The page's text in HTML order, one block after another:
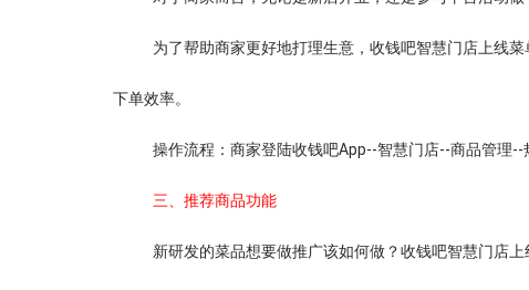
为了帮助商家更好地打理生意，收钱吧智慧门店上线
下单效率。
操作流程：商家登陆收钱吧App--智慧门店--商品管理--
三、推荐商品功能
新研发的菜品想要做推广该如何做？收钱吧智慧门店